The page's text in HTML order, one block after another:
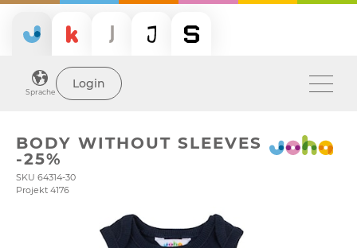
Sprache
Login
BODY WITHOUT SLEEVES
-25%
SKU 64314-30
Projekt 4176